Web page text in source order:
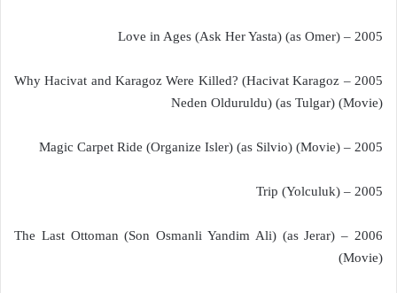
2005 – Love in Ages (Ask Her Yasta) (as Omer)
2005 – Why Hacivat and Karagoz Were Killed? (Hacivat Karagoz
Neden Olduruldu) (as Tulgar) (Movie)
2005 – Magic Carpet Ride (Organize Isler) (as Silvio) (Movie)
2005 – Trip (Yolculuk)
2006 – The Last Ottoman (Son Osmanli Yandim Ali) (as Jerar)
(Movie)